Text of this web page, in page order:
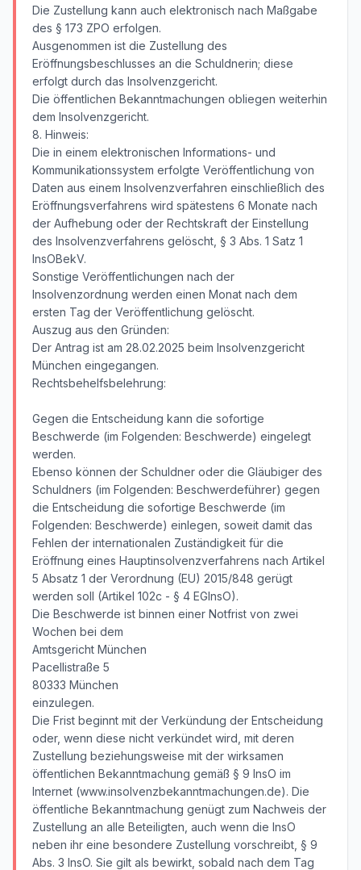
Die Zustellung kann auch elektronisch nach Maßgabe
des § 173 ZPO erfolgen.
Ausgenommen ist die Zustellung des
Eröffnungsbeschlusses an die Schuldnerin; diese
erfolgt durch das Insolvenzgericht.
Die öffentlichen Bekanntmachungen obliegen weiterhin
dem Insolvenzgericht.
8. Hinweis:
Die in einem elektronischen Informations- und
Kommunikationssystem erfolgte Veröffentlichung von
Daten aus einem Insolvenzverfahren einschließlich des
Eröffnungsverfahrens wird spätestens 6 Monate nach
der Aufhebung oder der Rechtskraft der Einstellung
des Insolvenzverfahrens gelöscht, § 3 Abs. 1 Satz 1
InsOBekV.
Sonstige Veröffentlichungen nach der
Insolvenzordnung werden einen Monat nach dem
ersten Tag der Veröffentlichung gelöscht.
Auszug aus den Gründen:
Der Antrag ist am 28.02.2025 beim Insolvenzgericht
München eingegangen.
Rechtsbehelfsbelehrung:
Gegen die Entscheidung kann die sofortige
Beschwerde (im Folgenden: Beschwerde) eingelegt
werden.
Ebenso können der Schuldner oder die Gläubiger des
Schuldners (im Folgenden: Beschwerdeführer) gegen
die Entscheidung die sofortige Beschwerde (im
Folgenden: Beschwerde) einlegen, soweit damit das
Fehlen der internationalen Zuständigkeit für die
Eröffnung eines Hauptinsolvenzverfahrens nach Artikel
5 Absatz 1 der Verordnung (EU) 2015/848 gerügt
werden soll (Artikel 102c - § 4 EGInsO).
Die Beschwerde ist binnen einer Notfrist von zwei
Wochen bei dem
Amtsgericht München
Pacellistraße 5
80333 München
einzulegen.
Die Frist beginnt mit der Verkündung der Entscheidung
oder, wenn diese nicht verkündet wird, mit deren
Zustellung beziehungsweise mit der wirksamen
öffentlichen Bekanntmachung gemäß § 9 InsO im
Internet (www.insolvenzbekanntmachungen.de). Die
öffentliche Bekanntmachung genügt zum Nachweis der
Zustellung an alle Beteiligten, auch wenn die InsO
neben ihr eine besondere Zustellung vorschreibt, § 9
Abs. 3 InsO. Sie gilt als bewirkt, sobald nach dem Tag